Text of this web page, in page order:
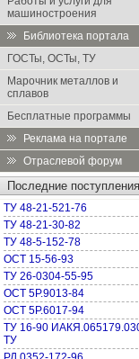
машиностроения
Библиотека портала
ГОСТы, ОСТы, ТУ
Марочник металлов и
сплавов
Бесплатные программы
Реклама на портале
Отраслевой форум
Последние поступления
ТУ 48-21-521-76
ТУ 48-21-30-82
ТУ 48-5-152-78
ОСТ 15-56-93
ТУ 26-0304-55-95
ОСТ 5Р.9013-84
ОСТ 5Р.6017-94
ТУ 16-90
ТУ